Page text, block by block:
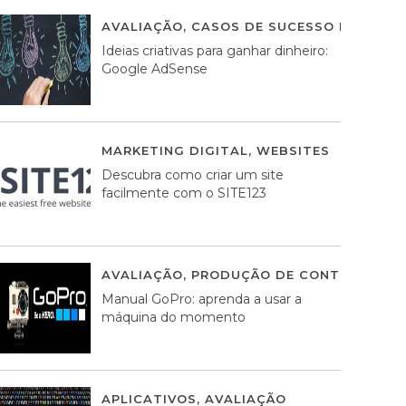
AVALIAÇÃO, CASOS DE SUCESSO DE
Ideias criativas para ganhar dinheiro:
Google AdSense
MARKETING DIGITAL, WEBSITES
Descubra como criar um site
facilmente com o SITE123
AVALIAÇÃO, PRODUÇÃO DE CONTEÚDOS
Manual GoPro: aprenda a usar a
máquina do momento
APLICATIVOS, AVALIAÇÃO